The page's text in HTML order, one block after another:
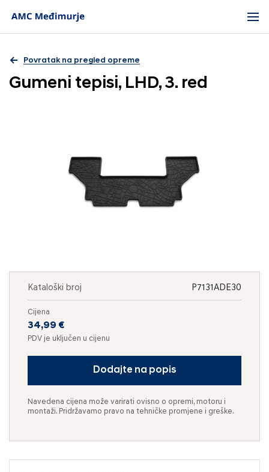
Povratak na pregled opreme
Gumeni tepisi, LHD, 3. red
Kataloški broj P7131ADE30
Cijena
34,99 €
PDV je uključen u cijenu
Dodajte na popis
Navedena cijena može varirati ovisno o opremi, motoru i
montaži. Pridržavamo pravo na tehničke promjene i greške.